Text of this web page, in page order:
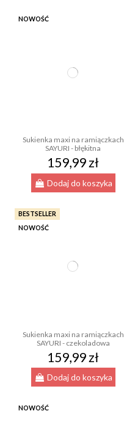
NOWOŚĆ
Sukienka maxi na ramiączkach
SAYURI - błękitna
159,99 zł
Dodaj do koszyka
BESTSELLER
NOWOŚĆ
Sukienka maxi na ramiączkach
SAYURI - czekoladowa
159,99 zł
Dodaj do koszyka
NOWOŚĆ